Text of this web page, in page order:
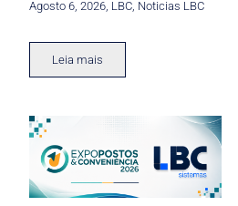
Agosto 6, 2026 LBC Noticias LBC
Leia mais